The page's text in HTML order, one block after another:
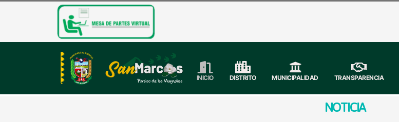
INICIO DISTRITO MUNICIPALIDAD TRANSPARENCIA
NOTICIA